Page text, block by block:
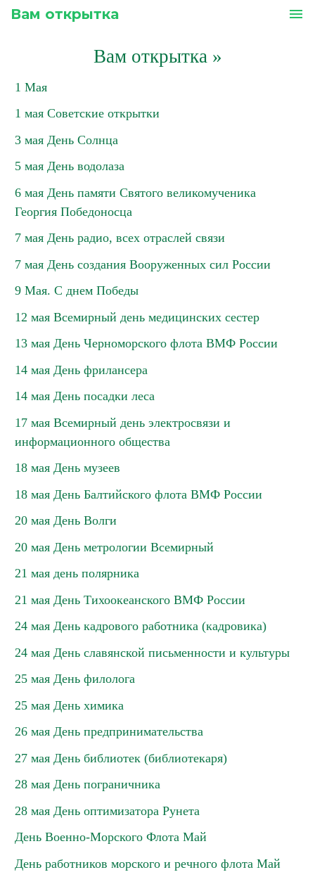
Вам открытка menu
Вам открытка»
1 Мая
1 мая Советские открытки
3 мая День Солнца
5 мая День водолаза
6 мая День памяти Святого великомученика
Георгия Победоносца
7 мая День радио, всех отраслей связи
7 мая День создания Вооруженных сил России
9 Мая. С днем Победы
12 мая Всемирный день медицинских сестер
13 мая День Черноморского флота ВМФ России
14 мая День фрилансера
14 мая День посадки леса
17 мая Всемирный день электросвязи и
информационного общества
18 мая День музеев
18 мая День Балтийского флота ВМФ России
20 мая День Волги
20 мая День метрологии Всемирный
21 мая день полярника
21 мая День Тихоокеанского ВМФ России
24 мая День кадрового работника (кадровика)
24 мая День славянской письменности и культуры
25 мая День филолога
25 мая День химика
26 мая День предпринимательства
27 мая День библиотек (библиотекаря)
28 мая День пограничника
28 мая День оптимизатора Рунета
День Военно-Морского Флота Май
День работников морского и речного флота Май